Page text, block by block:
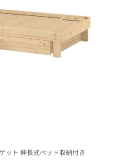
ット 伸長式ベッド収納付き